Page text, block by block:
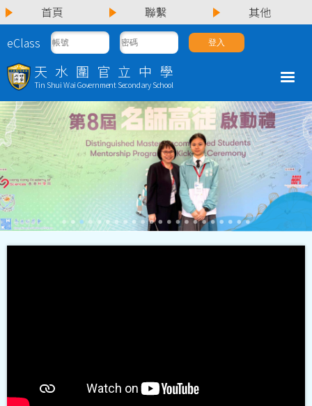
天水圍官立中學
Tin Shui Wai Government Secondary School
首頁 聯繫
其他
eClass